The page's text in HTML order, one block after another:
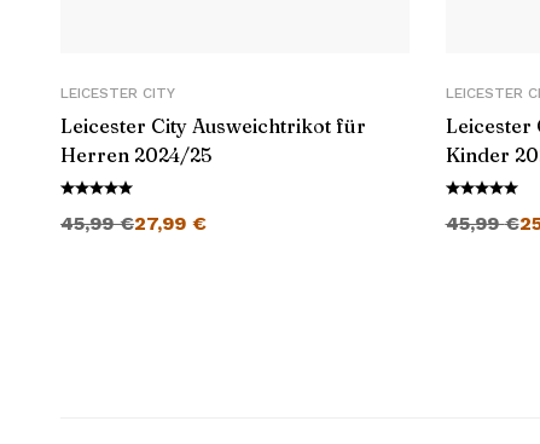
LEICESTER CITY
Leicester City Ausweichtrikot für
Herren 2024/25
45,99€27,99 €
LEICESTER
Leicester
Kinder
45,99€